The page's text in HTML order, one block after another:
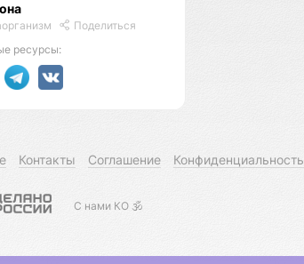
Поделиться
ресурсы:
Контакты Соглашение Конфиденциальность
С нами КО 🕉️